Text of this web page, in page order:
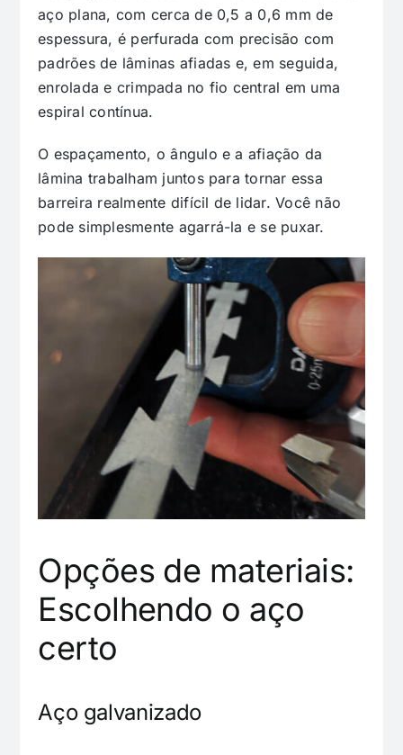
aço plana, com cerca de 0,5 a 0,6 mm de
espessura, é perfurada com precisão com
padrões de lâminas afiadas e, em seguida,
enrolada e crimpada no fio central em uma
espiral contínua.
O espaçamento, o ângulo e a afiação da
lâmina trabalham juntos para tornar essa
barreira realmente difícil de lidar. Você não
pode simplesmente agarrá-la e se puxar.
Opções de materiais:
Escolhendo o aço
certo
Aço galvanizado